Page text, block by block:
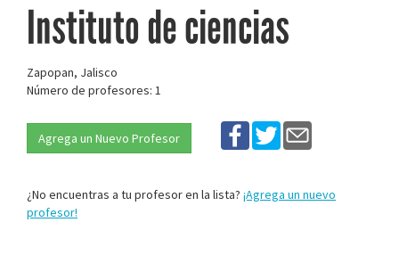
Instituto de ciencias
Zapopan, Jalisco
Número de profesores: 1
Agrega un Nuevo Profesor
¿No encuentras a tu profesor en la lista? ¡Agrega un nuevo
profesor!